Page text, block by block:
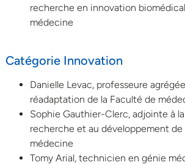
recherche en innovation
médecine
Catégorie Innovation
Danielle Levac, professeure
réadaptation de la Faculté de
Sophie Gauthier-Clerc, adjointe à
recherche et au développement de
médecine
Tomy Arial, technicien en génie